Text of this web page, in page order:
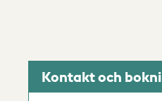
Kontakt och